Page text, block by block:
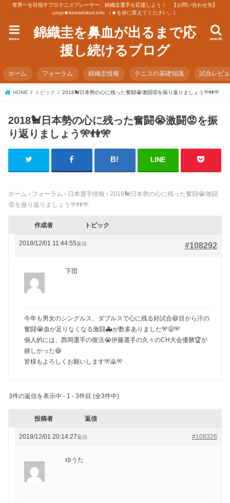
世界一を目指すプロテニスプレーヤー、錦織圭選手を応援しよう！ 【お問い合わせ先】
urryy★keinishikori.info （★を@に変えてください。）
錦織圭を鼻血が出るまで応
援し続けるブログ
search
menu
ホーム フォーラム 錦織圭情報 テニスの基礎知識 試合レビ
HOME トピック 2018🐩日本勢の心に残った奮闘😭激闘😡を振り返りましょう🎌👫🎌
2018🐩日本勢の心に残った奮闘😭激闘😡を振
り返りましょう🎌👫🎌
LINE
ホーム › フォーラム › 日本選手情報 › 2018🐩日本勢の心に残った奮闘😭激闘
😡を振り返りましょう🎌👫🎌
作成者 トピック
2018/12/01 11:44:55 #108292
返信
下団
今年も男女のシングルス、ダブルスで心に残る好試合😆目から汗の
奮闘😭血が足りなくなる激闘🚑が数多ありました🎌😤🎌
個人的には、西岡選手の復活😭伊藤選手の久々のCH大会優勝🏆が
嬉しかった😆
皆様もよろしくお願いします🎌🙇🎌
3件の返信を表示中 - 1 - 3件目 (全3件中)
投稿者 返信
2018/12/01 20:14:27 #108326
返信
ゆうた